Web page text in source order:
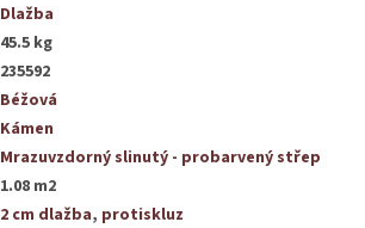
Dlažba
45.5 kg
235592
Béžová
Kámen
Mrazuvzdorný slinutý - probarvený střep
1.08 m2
2 cm dlažba, protiskluz